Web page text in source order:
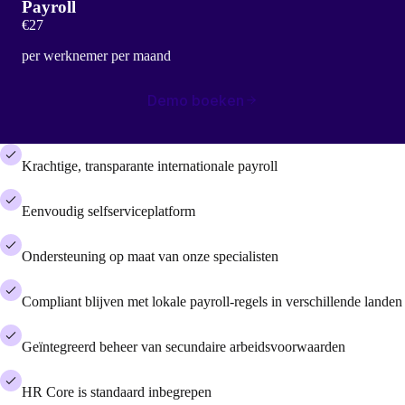
Payroll
€27
per werknemer per maand
Demo boeken
Krachtige, transparante internationale payroll
Eenvoudig selfserviceplatform
Ondersteuning op maat van onze specialisten
Compliant blijven met lokale payroll-regels in verschillende landen
Geïntegreerd beheer van secundaire arbeidsvoorwaarden
HR Core is standaard inbegrepen